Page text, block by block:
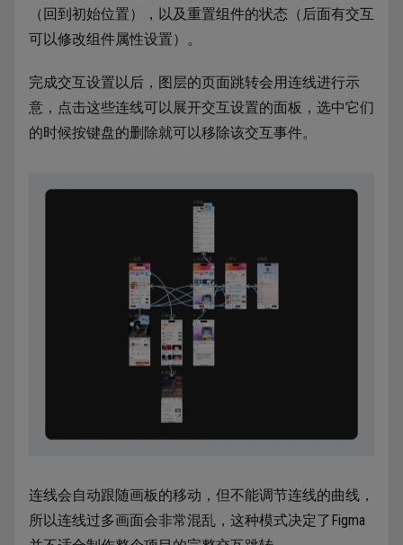
（回到初始位置），以及重置组件的状态（后面有交互
可以修改组件属性设置）。
完成交互设置以后，图层的页面跳转会用连线进行示
意，点击这些连线可以展开交互设置的面板，选中它们
的时候按键盘的删除就可以移除该交互事件。
连线会自动跟随画板的移动，但不能调节连线的曲线，
所以连线过多画面会非常混乱，这种模式决定了Figma